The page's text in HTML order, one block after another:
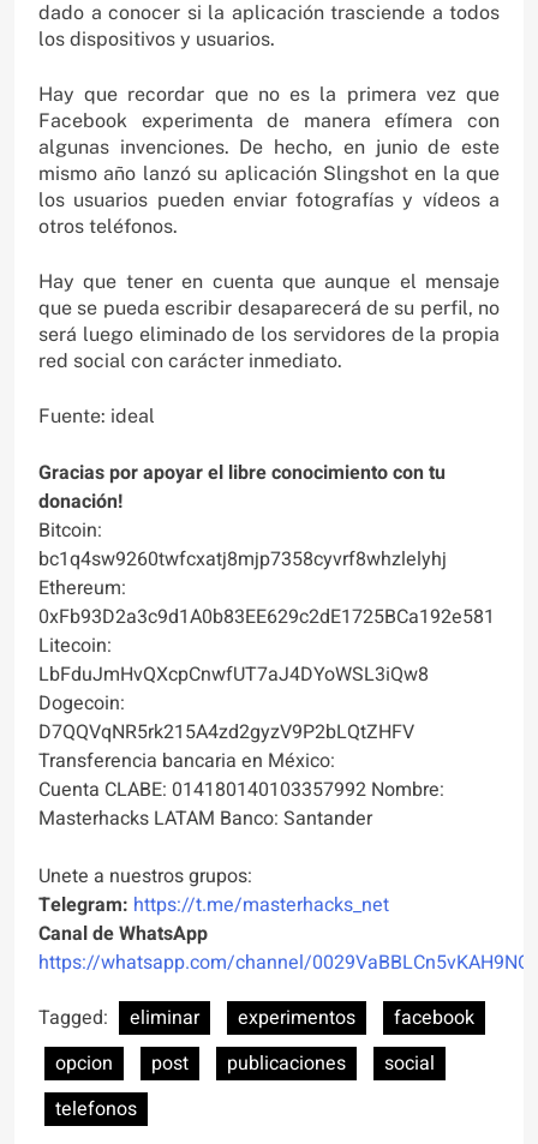
dado a conocer si la aplicación trasciende a todos
los dispositivos y usuarios.
Hay que recordar que no es la primera vez que
Facebook experimenta de manera efímera con
algunas invenciones. De hecho, en junio de este
mismo año lanzó su aplicación Slingshot en la que
los usuarios pueden enviar fotografías y vídeos a
otros teléfonos.
Hay que tener en cuenta que aunque el mensaje
que se pueda escribir desaparecerá de su perfil, no
será luego eliminado de los servidores de la propia
red social con carácter inmediato.
Fuente: ideal
Gracias por apoyar el libre conocimiento con tu
donación!
Bitcoin:
bc1q4sw9260twfcxatj8mjp7358cyvrf8whzlelyhj
Ethereum:
0xFb93D2a3c9d1A0b83EE629c2dE1725BCa192e581
Litecoin:
LbFduJmHvQXcpCnwfUT7aJ4DYoWSL3iQw8
Dogecoin:
D7QQVqNR5rk215A4zd2gyzV9P2bLQtZHFV
Transferencia bancaria en México:
Cuenta CLABE: 014180140103357992 Nombre:
Masterhacks LATAM Banco: Santander
Unete a nuestros grupos:
Telegram: https://t.me/masterhacks_net
Canal de WhatsApp
https://whatsapp.com/channel/
Tagged:
eliminar experimentos
facebook
opcion
post publicaciones
social
telefonos